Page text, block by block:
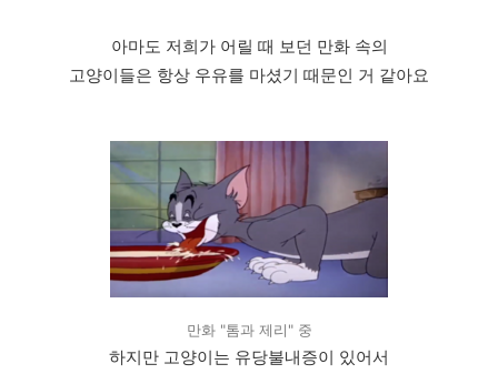
아마도 저희가 어릴 때 보던 만화 속의
고양이들은 항상 우유를 마셨기 때문인 거 같아요
만화 "톰과 제리" 중
하지만 고양이는 유당불내증이 있어서